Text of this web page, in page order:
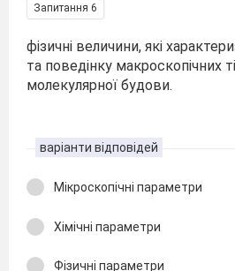
Запитання 6
фізичні величини, які
та поведінку макроскопічних
молекулярної будови.
варіанти відповідей
Мікроскопічні параметри
Хімічні параметри
Фізичні параметри